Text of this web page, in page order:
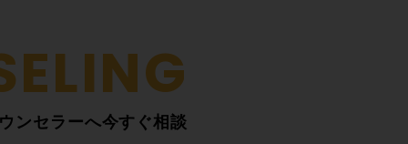
ンセラーへ今すぐ相談